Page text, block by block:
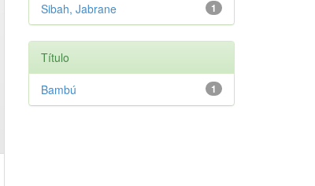
1
Sibah, Jabrane
Título
1
Bambú